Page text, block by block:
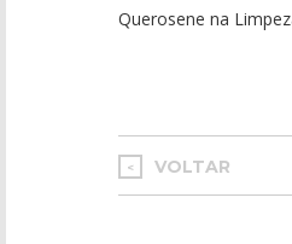
Querosene na
< VOLTAR